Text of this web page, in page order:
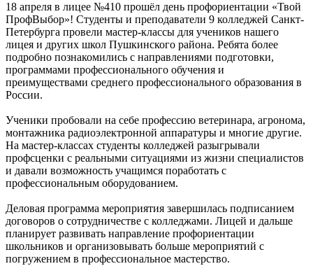
18 апреля в лицее №410 прошёл день профориентации «Твой
ПрофВыбор»! Студенты и преподаватели 9 колледжей Санкт-
Петербурга провели мастер-классы для учеников нашего
лицея и других школ Пушкинского района. Ребята более
подробно познакомились с направлениями подготовки,
программами профессионального обучения и
преимуществами среднего профессионального образования в
России.
Ученики пробовали на себе профессию ветеринара, агронома,
монтажника радиоэлектронной аппаратуры и многие другие.
На мастер-классах студенты колледжей разыгрывали
профсценки с реальными ситуациями из жизни специалистов
и давали возможность учащимся поработать с
профессиональным оборудованием.
Деловая программа мероприятия завершилась подписанием
договоров о сотрудничестве с колледжами. Лицей и дальше
планирует развивать направление профориентации
школьников и организовывать больше мероприятий с
погружением в профессиональное мастерство.